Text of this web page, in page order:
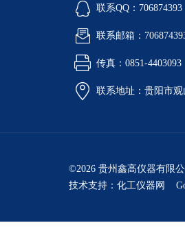
联系QQ：706874393
联系邮箱：
传真：0851-4403093
联系地址：贵阳市
©2026 贵州鑫高仪器有限
技术支持： 化工仪器网